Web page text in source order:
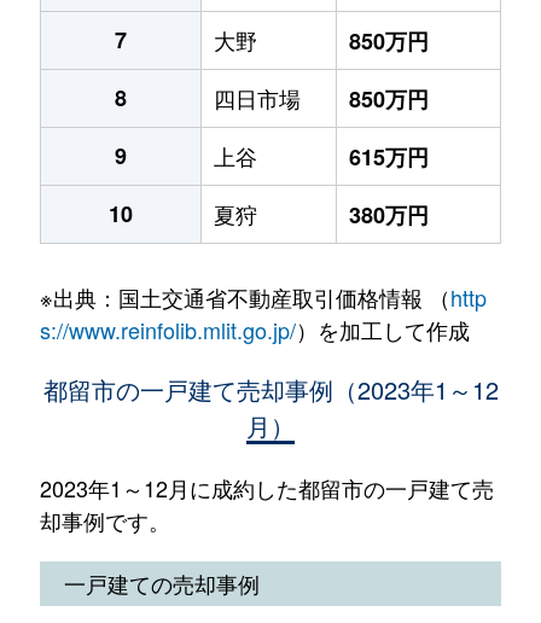
7
大野
850万円
8
四日市場
850万円
9
上谷
615万円
10
夏狩 380万円
※出典：国土交通省不動産取引価格情報 （http
s://www.reinfolib.mlit.go.jp/）を加工して作成
都留市の一戸建て売却事例（2023年1～12
月）
2023年1～12月に成約した都留市の一戸建て売
却事例です。
一戸建ての売却事例